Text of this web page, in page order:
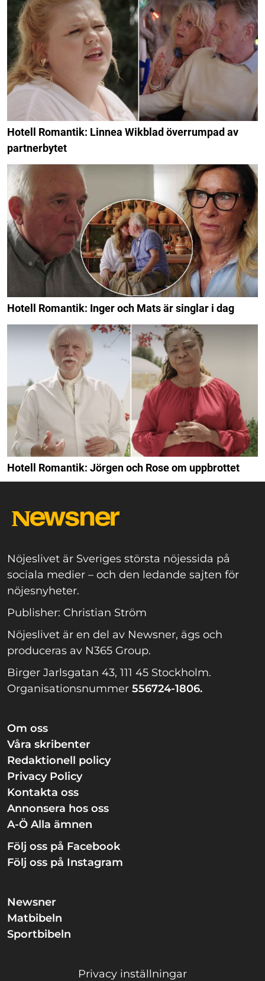
Hotell Romantik: Linnea Wikblad överrumpad av
partnerbytet
Hotell Romantik: Inger och Mats är singlar i dag
Hotell Romantik: Jörgen och Rose om uppbrottet
Nöjeslivet är Sveriges största nöjessida på
sociala medier – och den ledande sajten för
nöjesnyheter.
Publisher: Christian Ström
Nöjeslivet är en del av Newsner, ägs och
produceras av N365 Group.
Birger Jarlsgatan 43, 111 45 Stockholm.
Organisationsnummer 556724-1806.
Om oss
Våra skribenter
Redaktionell policy
Privacy Policy
Kontakta oss
Annonsera hos oss
A-Ö Alla ämnen
Följ oss på Facebook
Följ oss på Instagram
Newsner
Matbibeln
Sportbibeln
Privacy inställningar